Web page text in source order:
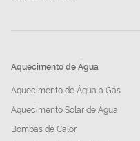
Aquecimento de Água
Aquecimento de Água a Gás
Aquecimento Solar de Água
Bombas de Calor